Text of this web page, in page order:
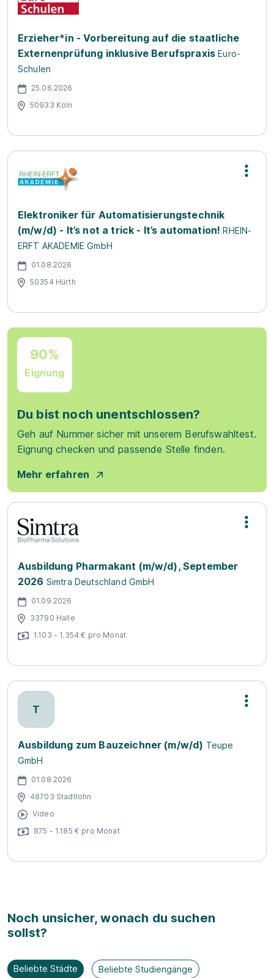
Erzieher*in - Vorbereitung auf die staatliche
Externenprüfung inklusive Berufspraxis Euro-
Schulen
25.06.2026
50933 Köln
Elektroniker für Automatisierungstechnik
(m/w/d) - It’s not a trick - It’s automation! RHEIN-
ERFT AKADEMIE GmbH
01.08.2026
50354 Hürth
90%
Eignung
Du bist noch unentschlossen?
Geh auf Nummer sicher mit unserem Berufswahltest.
Eignung checken und passende Stelle finden.
Mehr erfahren
Ausbildung Pharmakant (m/w/d), September
2026 Simtra Deutschland GmbH
01.09.2026
33790 Halle
1.103 - 1.354 € pro Monat
T
Ausbildung zum Bauzeichner (m/w/d) Teupe
GmbH
01.08.2026
48703 Stadtlohn
Video
875 - 1.185 € pro Monat
Noch unsicher, wonach du suchen
sollst?
Beliebte Städte Beliebte Studiengänge